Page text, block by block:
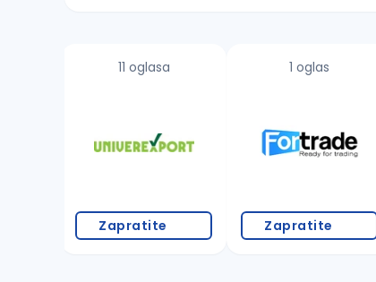
proverite pravopisne greške
povećajte radijus za odabrani grad
11 oglasa
Zapratite
1 oglas
Zapratite